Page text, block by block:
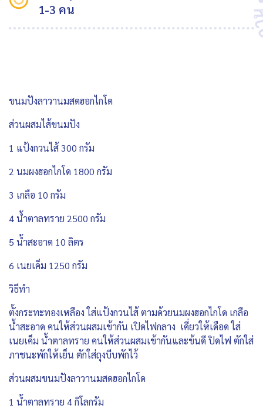
1-3 คน
ขนมปังลาวานมสดฮอกไกโด
ส่วนผสมไส้ขนมปัง
1 แป้งกวนไส้ 300 กรัม
2 นมผงฮอกไกโด 1800 กรัม
3 เกลือ 10 กรัม
4 น้ำตาลทราย 2500 กรัม
5 น้ำสะอาด 10 ลิตร
6 เนยเค็ม 1250 กรัม
วิธีทำ
ตั้งกระทะทองเหลือง ใส่แป้งกวนไส้ ตามด้วยนมผงฮอกไกโด เกลือ
น้ำสะอาด คนให้ส่วนผสมเข้ากัน เปิดไฟกลาง เคี่ยวให้เดือด ใส่
เนยเค็ม น้ำตาลทราย คนให้ส่วนผสมเข้ากันและข้นดี ปิดไฟ ตักใส่
ภาชนะพักให้เย็น ตักใส่ถุงบีบพักไว้
ส่วนผสมขนมปังลาวานมสดฮอกไกโด
1 น้ำตาลทราย 4 กิโลกรัม